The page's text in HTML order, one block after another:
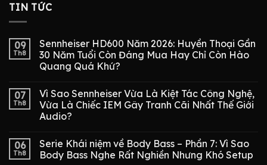
TIN TỨC
09
Th8
Sennheiser HD600 Năm 2026: Huyền Thoại Gần
30 Năm Tuổi Còn Đáng Mua Hay Chỉ Còn Hào
Quang Quá Khứ?
07
Th8
Vì Sao Sennheiser Vừa Là Kiệt Tác Công Nghệ,
Vừa Là Chiếc IEM Gây Tranh Cãi Nhất Thế Giới
Audio?
06
Th8
Serie Khái niệm về Body Bass – Phần 7: Vì Sao
Body Bass Nghe Rất Nghiền Nhưng Khó Setup